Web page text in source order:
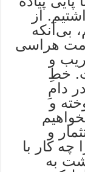
از
بی‌آنکه
هراسی
و
خطِ
دامِ
و
و
چه کار با
به